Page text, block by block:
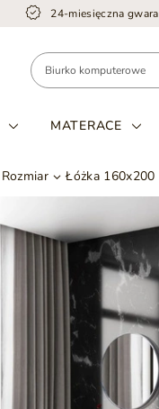
24-miesięczna
MATERACE
Rozmiar Łóżka 160x200